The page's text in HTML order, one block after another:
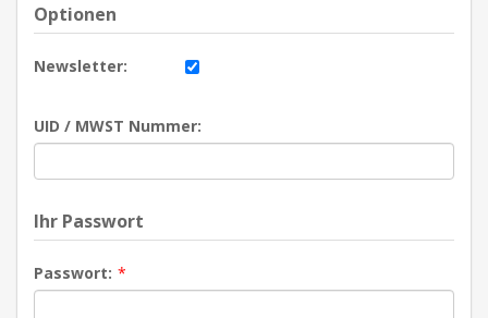
Optionen
Newsletter:
UID / MWST Nummer:
Ihr Passwort
Passwort: *